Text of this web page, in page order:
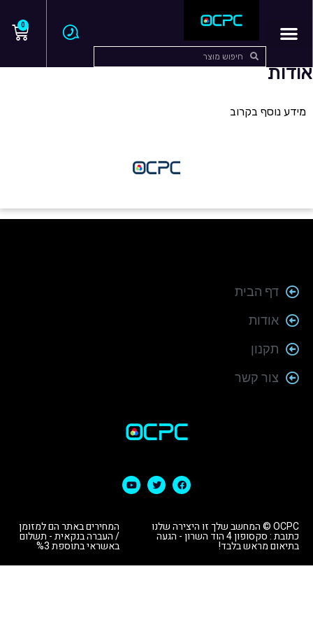
0
אודות
מידע נוסף בקרוב
דף הבית
אודות
תקנון
צור קשר
OCPC © המחשב שלך זו היצירה שלנו
כתובת : סקסופון 4 הוד השרון - הגעה
בתיאום מראש בלבד!
המחירים באתר הם למזומן
/ העברה בנקאית - תשלום
באשראי בתוספת %3